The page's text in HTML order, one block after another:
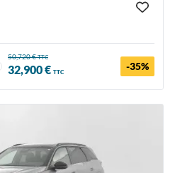
50,720 €TTC
32,900 € TTC -35%